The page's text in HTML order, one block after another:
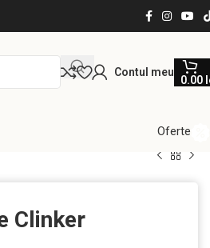
Contul meu
0.00
Oferte
Clinker